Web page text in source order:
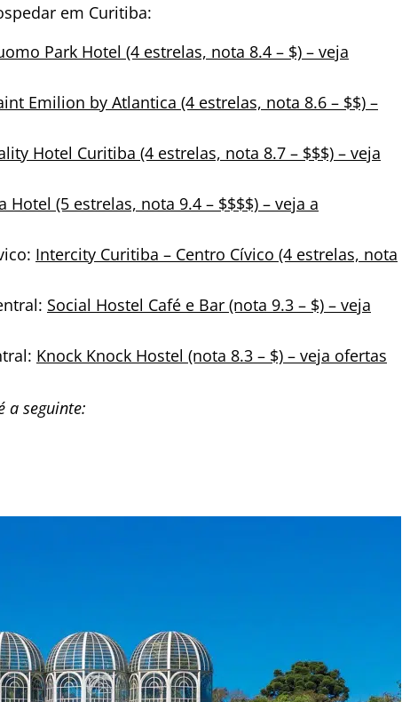
em Curitiba:
Park Hotel (4 estrelas, nota 8.4 – $) – veja
Emilion by Atlantica (4 estrelas, nota 8.6 – $$) –
Hotel Curitiba (4 estrelas, nota 8.7 – $$$) – veja
Hotel (5 estrelas, nota 9.4 – $$$$) – veja a
Intercity Curitiba – Centro Cívico (4 estrelas, nota
Social Hostel Café e Bar (nota 9.3 – $) – veja
Knock Knock Hostel (nota 8.3 – $) – veja ofertas
a seguinte: